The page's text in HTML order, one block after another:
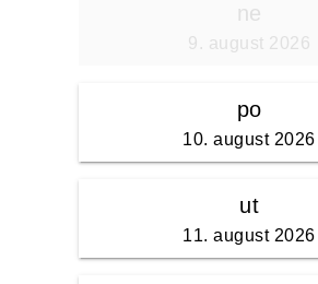
ne
9. august 2026
po
10. august 2026
ut
11. august 2026